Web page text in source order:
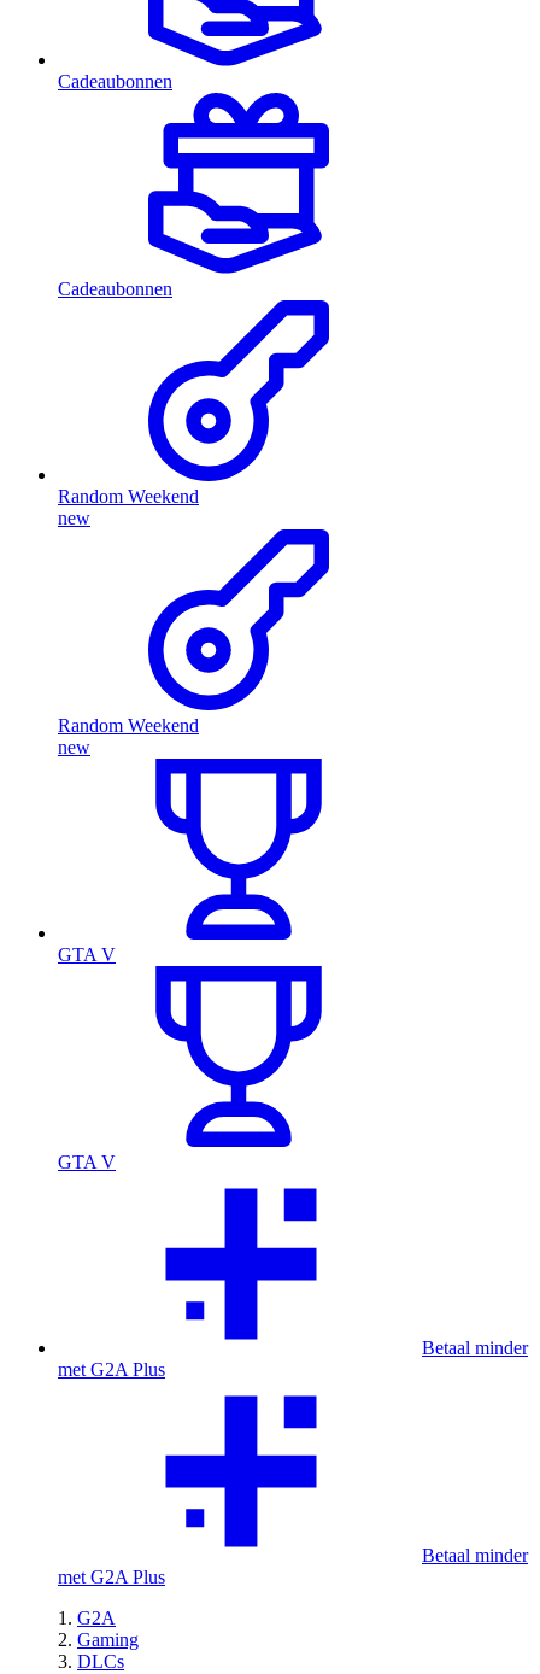
Cadeaubonnen
Cadeaubonnen
Random Weekend
new
Random Weekend
new
GTA V
GTA V
Betaal minder
met G2A Plus
Betaal minder
met G2A Plus
G2A
Gaming
DLCs